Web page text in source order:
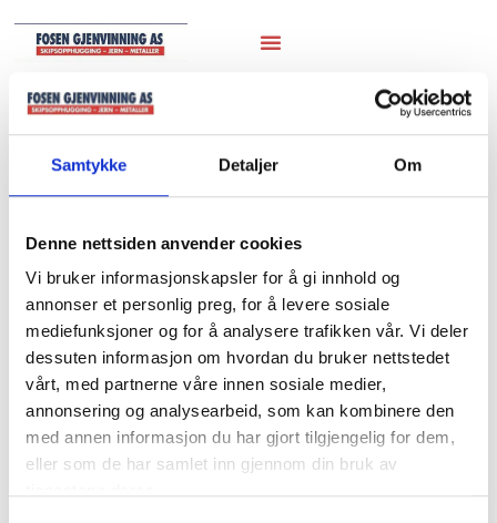
Samtykke Detaljer Om
Denne nettsiden anvender cookies
Vi bruker informasjonskapsler for å gi innhold og
annonser et personlig preg, for å levere sosiale
mediefunksjoner og for å analysere trafikken vår. Vi deler
dessuten informasjon om hvordan du bruker nettstedet
vårt, med partnerne våre innen sosiale medier,
annonsering og analysearbeid, som kan kombinere den
med annen informasjon du har gjort tilgjengelig for dem,
eller som de har samlet inn gjennom din bruk av
Hjem/Marineutstyr/Div. utstyr/ Div. Eksos
potter
Div. Eksos potter